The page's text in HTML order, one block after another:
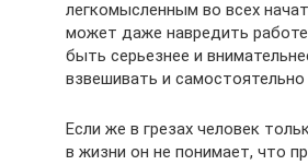
легкомысленным во всех
может даже навредить
быть серьезнее и
взвешивать и самостоятельно
Если же в грезах человек
в жизни он не понимает, что